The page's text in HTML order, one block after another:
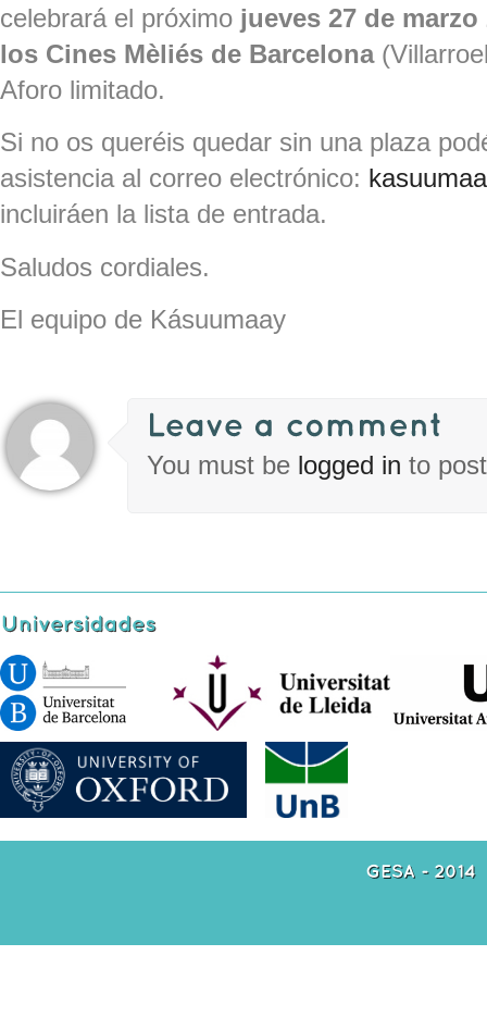
celebrará el próximo jueves 27 de
los Cines Mèliés de Barcelona
Aforo limitado.
Si no os queréis quedar sin una plaza
asistencia al correo electrónico:
incluiráen la lista de entrada.
Saludos cordiales.
El equipo de Kásuumaay
You must be logged in to